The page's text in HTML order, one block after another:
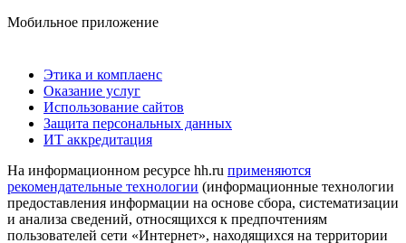
Мобильное приложение
Этика и комплаенс
Оказание услуг
Использование сайтов
Защита персональных данных
ИТ аккредитация
На информационном ресурсе hh.ru применяются
рекомендательные технологии (информационные технологии
предоставления информации на основе сбора, систематизации
и анализа сведений, относящихся к предпочтениям
пользователей сети «Интернет», находящихся на территории